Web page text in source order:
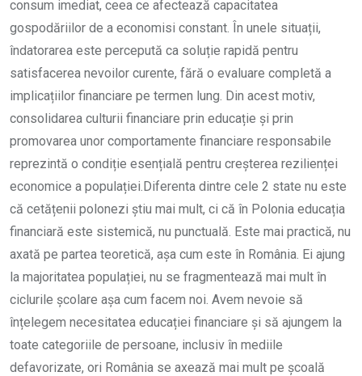
consum imediat, ceea ce afectează capacitatea
gospodăriilor de a economisi constant. În unele situații,
îndatorarea este percepută ca soluție rapidă pentru
satisfacerea nevoilor curente, fără o evaluare completă a
implicațiilor financiare pe termen lung. Din acest motiv,
consolidarea culturii financiare prin educație și prin
promovarea unor comportamente financiare responsabile
reprezintă o condiție esențială pentru creșterea rezilienței
economice a populației.Diferenta dintre cele 2 state nu este
că cetățenii polonezi știu mai mult, ci că în Polonia educația
financiară este sistemică, nu punctuală. Este mai practică, nu
axată pe partea teoretică, așa cum este în România. Ei ajung
la majoritatea populației, nu se fragmentează mai mult în
ciclurile școlare așa cum facem noi. Avem nevoie să
înțelegem necesitatea educației financiare și să ajungem la
toate categoriile de persoane, inclusiv în mediile
defavorizate, ori România se axează mai mult pe școală